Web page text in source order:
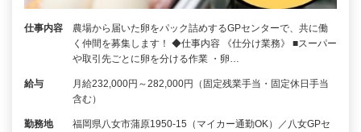
仕事内容
農場から届いた卵をパック詰めするGPセンターで、共に働
く仲間を募集します！ ◆仕事内容 《仕分け業務》 ■スーパー
や取引先ごとに卵を分ける作業 ・卵…
給与
月給232,000円～282,000円（固定残業手当・固定休日手当
含む）
勤務地
福岡県八女市蒲原1950-15（マイカー通勤OK）／八女GPセ